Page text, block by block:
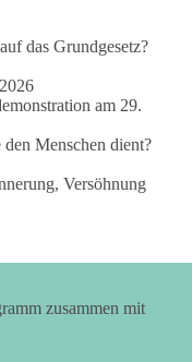
in Sachfragen.
ob er dem Land
Ablehnung,
Antrags oder das
das Grundgesetz?
am 29.
Menschen dient?
Versöhnung
zusammen mit